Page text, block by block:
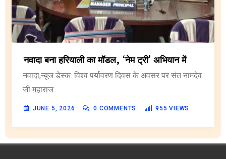
नवादा बना हरियाली का मॉडल, ‘नेम ट्री’ अभियान में
नवादा,न्यूज डेस्क: विश्व पर्यावरण दिवस के अवसर पर संत नामदेव
जी महाराज.
JUNE 5, 2026 0 COMMENTS 955 VIEWS